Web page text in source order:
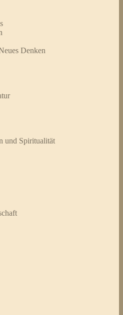
Denken
und Spiritualität